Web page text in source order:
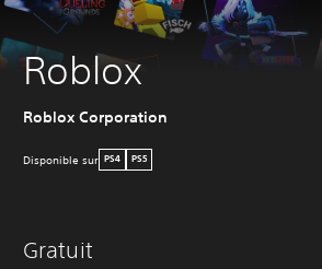
Roblox
Roblox Corporation
Disponible sur PS4 PS5
Gratuit